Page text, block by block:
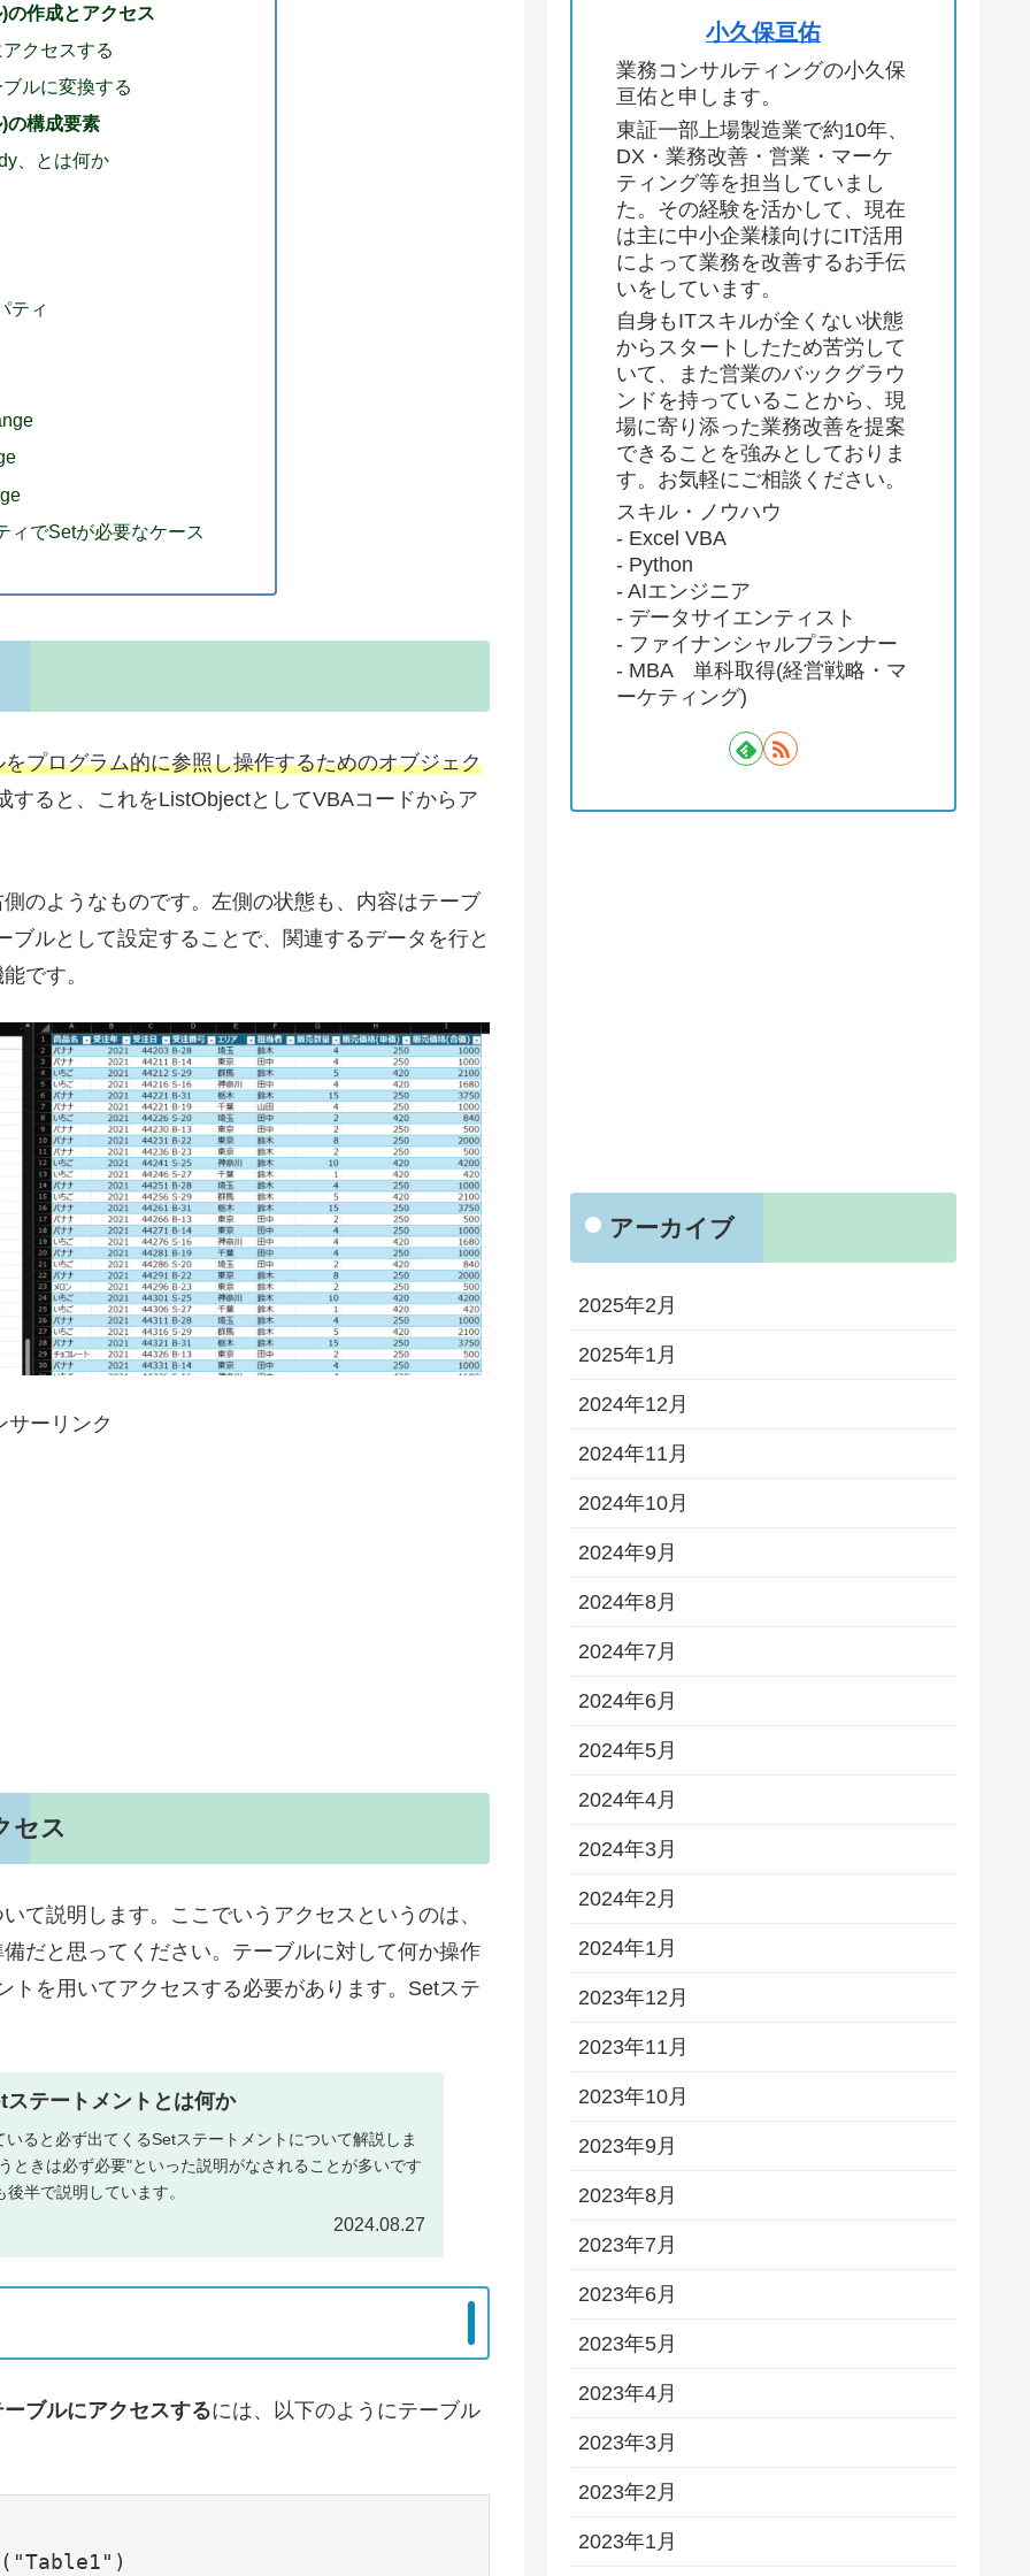
作成とアクセス
クセスする
ルに変換する
の構成要素
、とは何か
ティ
ィでSetが必要なケース
プログラム的に参照し操作するためのオブジェク
ると、これをListObjectとしてVBAコードからア
のようなものです。左側の状態も、内容はテーブ
ルとして設定することで、関連するデータを行と
です。
サーリンク
セス
て説明します。ここでいうアクセスというのは、
だと思ってください。テーブルに対して何か操作
を用いてアクセスする必要があります。Setステ
テートメントとは何か
ると必ず出てくるSetステートメントについて解説しま
ときは必ず必要"といった説明がなされることが多いです
半で説明しています。
2024.08.27
ブルにアクセスするには、以下のようにテーブル
小久保亘佑
業務コンサルティングの小久保
亘佑と申します。
東証一部上場製造業で約10年、
DX・業務改善・営業・マーケ
ティング等を担当していまし
た。その経験を活かして、現在
は主に中小企業様向けにIT活用
によって業務を改善するお手伝
いをしています。
自身もITスキルが全くない状態
からスタートしたため苦労して
いて、また営業のバックグラウ
ンドを持っていることから、現
場に寄り添った業務改善を提案
できることを強みとしておりま
す。お気軽にご相談ください。
スキル・ノウハウ
- Excel VBA
- Python
- AIエンジニア
- データサイエンティスト
- ファイナンシャルプランナー
- MBA 単科取得(経営戦略・マ
ーケティング)
アーカイブ
2025年2月
2025年1月
2024年12月
2024年11月
2024年10月
2024年9月
2024年8月
2024年7月
2024年6月
2024年5月
2024年4月
2024年3月
2024年2月
2024年1月
2023年12月
2023年11月
2023年10月
2023年9月
2023年8月
2023年7月
2023年6月
2023年5月
2023年4月
2023年3月
2023年2月
2023年1月